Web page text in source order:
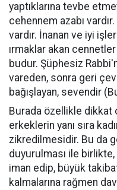
yaptıklarına tevbe
cehennem azabı
vardır. İnanan ve iyi
ırmaklar akan
budur. Şüphesiz
vareden, sonra geri
bağışlayan, sevendir
Burada özellikle dikkat
erkeklerin yanı sıra
zikredilmesidir. Bu da
duyurulması ile
iman edip, büyük
kalmalarına rağmen